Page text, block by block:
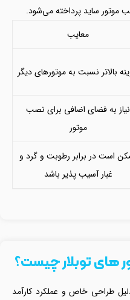
موتور ساید پرداخته می‌شود.
معایب
بالاتر نسبت به موتورهای دیگر
نیاز به فضای اضافی برای نصب
موتور
است در برابر رطوبت و گرد و
غبار آسیب پذیر باشد
های توبلار چیست؟
طراحی خاص و عملکرد کارآمد